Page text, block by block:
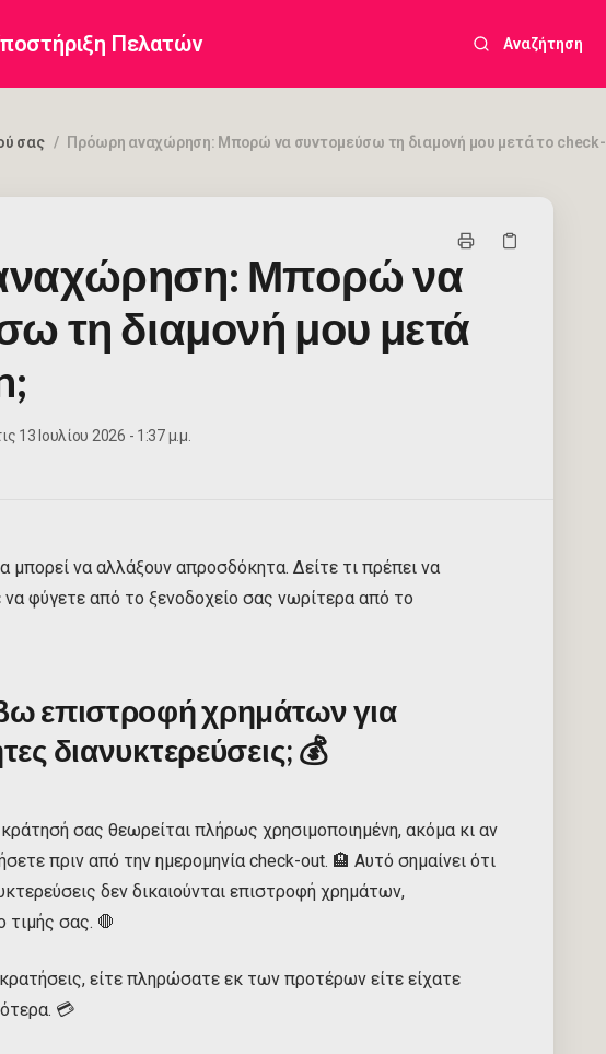
Πελατών Αναζήτηση
σας / Πρόωρη αναχώρηση: Μπορώ να συντομεύσω τη διαμονή μου μετά το
Μπορώ να
τη διαμονή μου μετά
13 Ιουλίου 2026 - 1:37 μ.μ.
μπορεί να αλλάξουν απροσδόκητα. Δείτε τι πρέπει να
φύγετε από το ξενοδοχείο σας νωρίτερα από το
επιστροφή χρημάτων για
διανυκτερεύσεις; 💰
σας θεωρείται πλήρως χρησιμοποιημένη, ακόμα κι αν
πριν από την ημερομηνία check-out. 🏨 Αυτό σημαίνει ότι
δεν δικαιούνται επιστροφή χρημάτων,
τιμής σας. 🛑
κρατήσεις, είτε πληρώσατε εκ των προτέρων είτε είχατε
💳